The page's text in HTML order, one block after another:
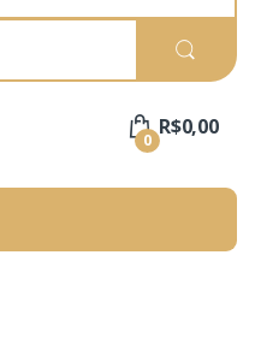
0
R$0,00